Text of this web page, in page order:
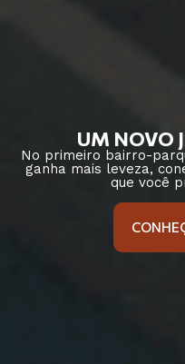
UM NOVO
No primeiro bairro-
ganha mais leveza,
que você